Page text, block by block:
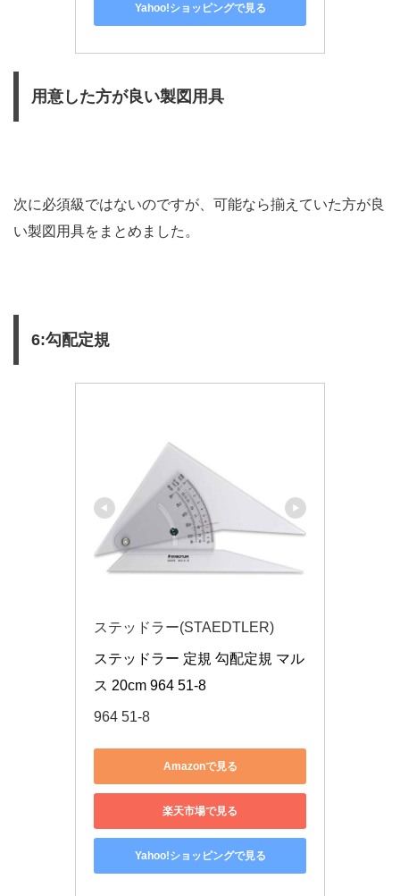
Yahoo!ショッピングで見る
用意した方が良い製図用具
次に必須級ではないのですが、可能なら揃えていた方が良
い製図用具をまとめました。
6:勾配定規
ステッドラー(STAEDTLER)
ステッドラー 定規 勾配定規 マル
ス 20cm 964 51-8
964 51-8
Amazonで見る
楽天市場で見る
Yahoo!ショッピングで見る